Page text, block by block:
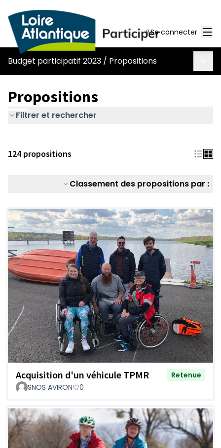
Se connecter
Budget participatif 2023 / Propositions
Propositions
Filtrer et rechercher
124 propositions
Classement des propositions par :
Acquisition d'un véhicule TPMR
Retenue
SNOS AVIRON
0